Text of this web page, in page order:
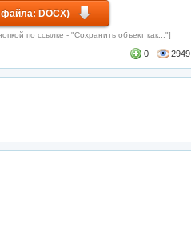
DOCX)
по ссылке - "Сохранить объект как..."]
0 2949